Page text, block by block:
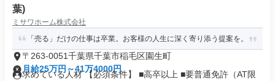
葉)
ミサワホーム株式会社
「売る」だけの仕事は卒業。お客様の人生に深く寄り添う提案を。
〒263-0051千葉県千葉市稲毛区園生町
月給25万円～41万4000円
求めている人材 【必須条件】 ■高卒以上 ■要普通免許（AT限